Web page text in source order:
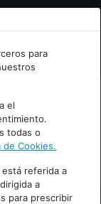
Cancelar
para
el
todas o
de Cookies.
está referida a
a
para prescribir